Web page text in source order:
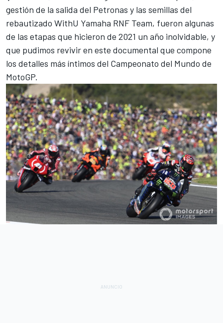
gestión de la salida del Petronas y las semillas del
rebautizado WithU Yamaha RNF Team, fueron algunas
de las etapas que hicieron de 2021 un año inolvidable, y
que pudimos revivir en este documental que compone
los detalles más íntimos del Campeonato del Mundo de
MotoGP.